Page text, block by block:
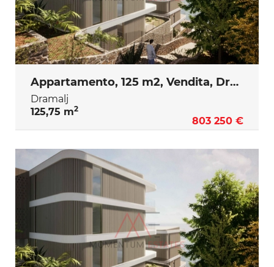
Appartamento, 125 m2, Vendita, Dramalj
Dramalj
125,75 m2
803 250 €